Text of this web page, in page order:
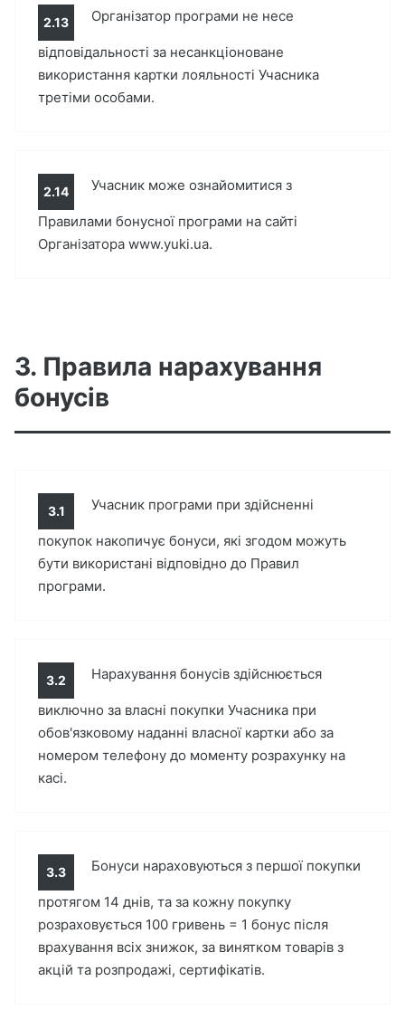
2.13 Організатор програми не несе
відповідальності за несанкціоноване
використання картки лояльності Учасника
третіми особами.
2.14 Учасник може ознайомитися з
Правилами бонусної програми на сайті
Організатора www.yuki.ua.
3. Правила нарахування
бонусів
3.1 Учасник програми при здійсненні
покупок накопичує бонуси, які згодом можуть
бути використані відповідно до Правил
програми.
3.2 Нарахування бонусів здійснюється
виключно за власні покупки Учасника при
обов'язковому наданні власної картки або за
номером телефону до моменту розрахунку на
касі.
3.3 Бонуси нараховуються з першої покупки
протягом 14 днів, та за кожну покупку
розраховується 100 гривень = 1 бонус після
врахування всіх знижок, за винятком товарів з
акцій та розпродажі, сертифікатів.